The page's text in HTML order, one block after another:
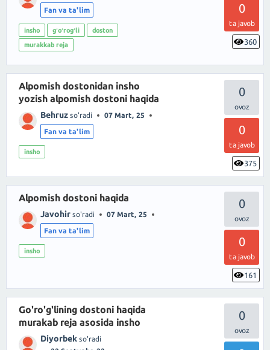
0
ta javob
360
Fan va ta'lim
insho gʻoʻrogʻli
doston
murakkab reja
0
0
ta javob
375
Alpomish dostonidan insho
yozish alpomish dostoni haqida
Behruz so'radi 07 Mart, 25
Fan va ta'lim
insho
0
0
ta javob
161
Alpomish dostoni haqida
Javohir so'radi 07 Mart, 25
Fan va ta'lim
insho
0
Go'ro'g'lining dostoni haqida
murakab reja asosida insho
Diyorbek so'radi